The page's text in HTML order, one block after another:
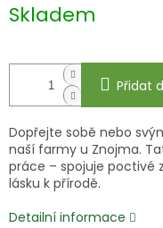
cena:
Skladem
Přidat
Dopřejte sobě nebo
naší farmy u Znojma.
práce – spojuje poctivé
lásku k přírodě.
Detailní informace